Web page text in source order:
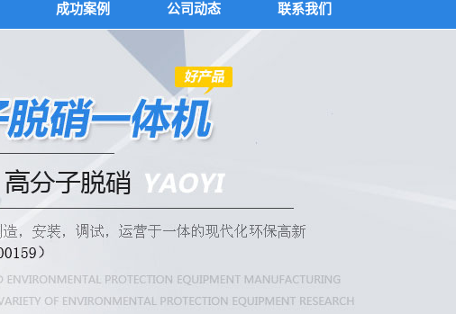
成功案例 公司动态 联系我们